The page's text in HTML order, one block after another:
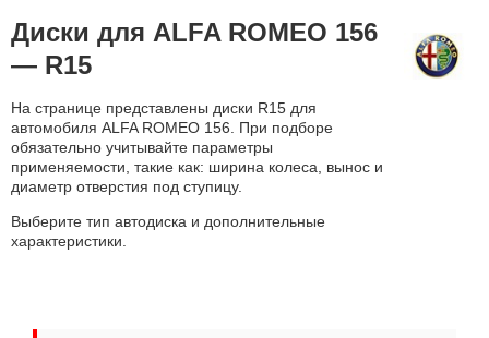
Диски для ALFA ROMEO 156
— R15
На странице представлены диски R15 для
автомобиля ALFA ROMEO 156. При подборе
обязательно учитывайте параметры
применяемости, такие как: ширина колеса, вынос и
диаметр отверстия под ступицу.
Выберите тип автодиска и дополнительные
характеристики.